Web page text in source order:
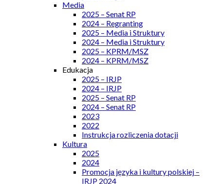
Media
2025 – Senat RP
2024 – Regranting
2025 – Media i Struktury
2024 – Media i Struktury
2025 – KPRM/MSZ
2024 – KPRM/MSZ
Edukacja
2025 – IRJP
2024 – IRJP
2025 – Senat RP
2024 – Senat RP
2023
2022
Instrukcja rozliczenia dotacji
Kultura
2025
2024
Promocja języka i kultury polskiej –
IRJP 2024